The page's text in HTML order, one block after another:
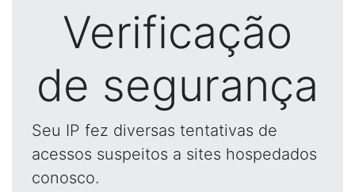
Verificação
de segurança
Seu IP fez diversas tentativas de
acessos suspeitos a sites hospedados
conosco.